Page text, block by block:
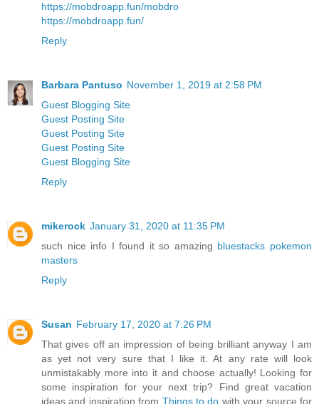
https://mobdroapp.fun/mobdro
https://mobdroapp.fun/
Reply
Barbara Pantuso November 1, 2019 at 2:58 PM
Guest Blogging Site
Guest Posting Site
Guest Posting Site
Guest Posting Site
Guest Blogging Site
Reply
mikerock January 31, 2020 at 11:35 PM
such nice info I found it so amazing bluestacks pokemon
masters
Reply
Susan February 17, 2020 at 7:26 PM
That gives off an impression of being brilliant anyway I am
as yet not very sure that I like it. At any rate will look
unmistakably more into it and choose actually! Looking for
some inspiration for your next trip? Find great vacation
ideas and inspiration from Things to do with your source for